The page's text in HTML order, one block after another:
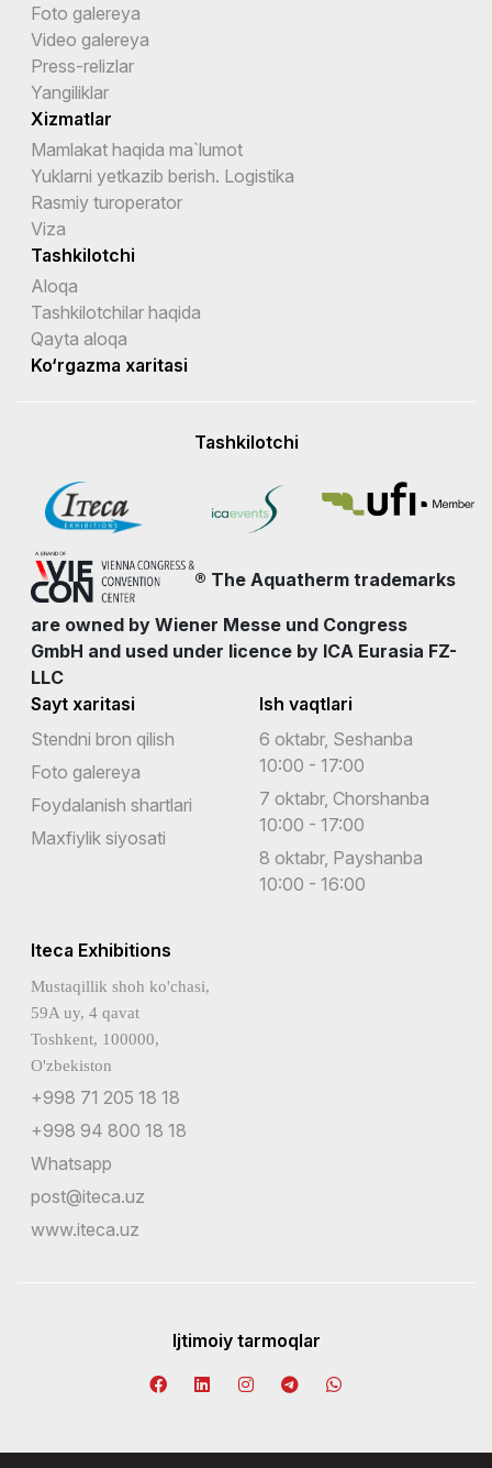
Foto galereya
Video galereya
Press-relizlar
Yangiliklar
Xizmatlar
Mamlakat haqida ma`lumot
Yuklarni yetkazib berish. Logistika
Rasmiy turoperator
Viza
Tashkilotchi
Aloqa
Tashkilotchilar haqida
Qayta aloqa
Ko‘rgazma xaritasi
Tashkilotchi
® The Aquatherm trademarks
are owned by Wiener Messe und Congress
GmbH and used under licence by ICA Eurasia FZ-
LLC
Sayt xaritasi
Stendni bron qilish
Foto galereya
Foydalanish shartlari
Maxfiylik siyosati
Ish vaqtlari
6 oktabr, Seshanba
10:00 - 17:00
7 oktabr, Chorshanba
10:00 - 17:00
8 oktabr, Payshanba
10:00 - 16:00
Iteca Exhibitions
Mustaqillik shoh ko'chasi,
59A uy, 4 qavat
Toshkent, 100000,
O'zbekiston
+998 71 205 18 18
+998 94 800 18 18
Whatsapp
post@iteca.uz
www.iteca.uz
Ijtimoiy tarmoqlar